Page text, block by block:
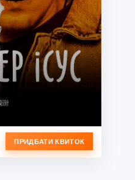
ПРИДБАТИ КВИТОК